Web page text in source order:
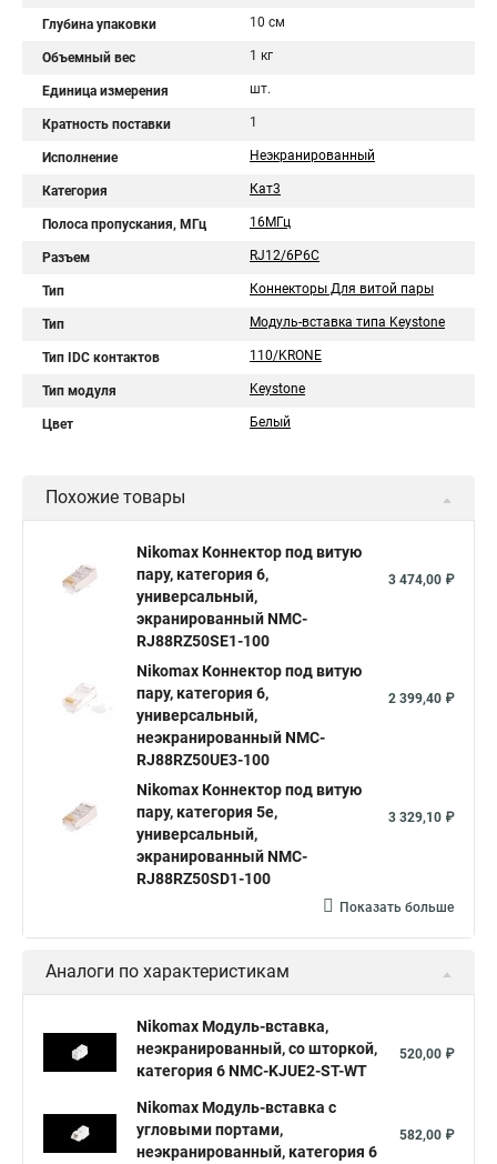
Глубина упаковки 10 см
Объемный вес 1 кг
Единица измерения шт.
Кратность поставки 1
Исполнение Неэкранированный
Категория Кат3
Полоса пропускания, МГц 16МГц
Разъем RJ12/6P6C
Тип Коннекторы Для витой пары
Тип Модуль-вставка типа Keystone
Тип IDC контактов 110/KRONE
Тип модуля Keystone
Цвет Белый
Похожие товары
Nikomax Коннектор под витую
пару, категория 6,
универсальный,
экранированный NMC-
RJ88RZ50SE1-100
3 474,00 ₽
Nikomax Коннектор под витую
пару, категория 6,
универсальный,
неэкранированный NMC-
RJ88RZ50UE3-100
2 399,40 ₽
Nikomax Коннектор под витую
пару, категория 5е,
универсальный,
экранированный NMC-
RJ88RZ50SD1-100
3 329,10 ₽
Показать больше
Аналоги по характеристикам
Nikomax Модуль-вставка,
неэкранированный, со шторкой,
категория 6 NMC-KJUE2-ST-WT
520,00 ₽
Nikomax Модуль-вставка с
угловыми портами,
неэкранированный, категория 6
582,00 ₽